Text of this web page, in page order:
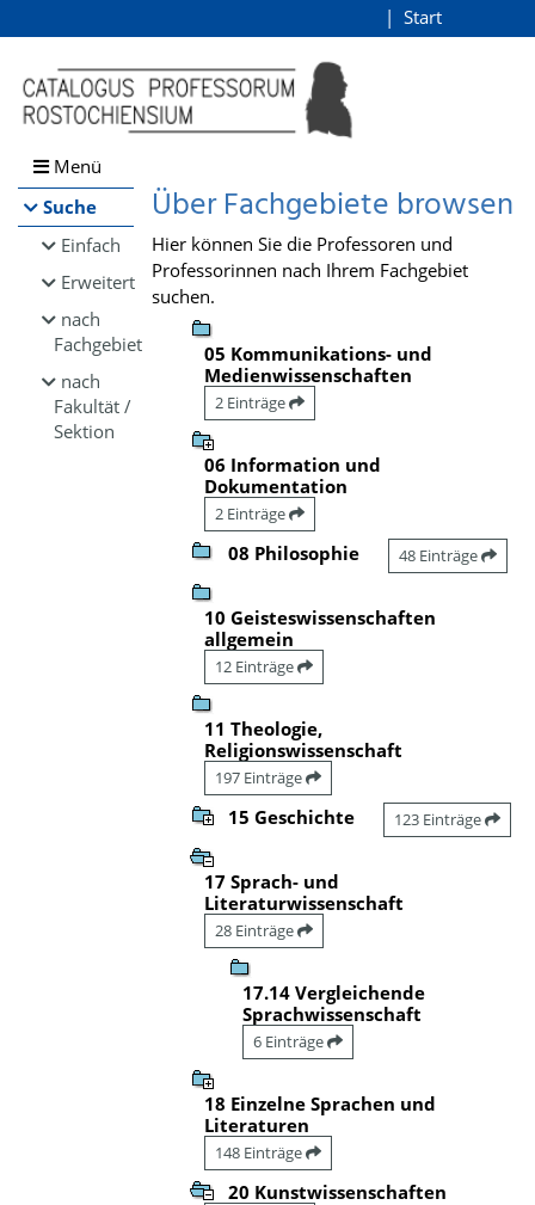
Browsen
direkt zum Inhalt
Start
Menü
Suche
Einfach
Erweitert
nach
Fachgebiet
nach
Fakultät /
Sektion
Über Fachgebiete browsen
Hier können Sie die Professoren und
Professorinnen nach Ihrem Fachgebiet
suchen.
05 Kommunikations- und
Medienwissenschaften
2 Einträge
06 Information und
Dokumentation
2 Einträge
08 Philosophie 48 Einträge
10 Geisteswissenschaften
allgemein
12 Einträge
11 Theologie,
Religionswissenschaft
197 Einträge
15 Geschichte 123 Einträge
17 Sprach- und
Literaturwissenschaft
28 Einträge
17.14 Vergleichende
Sprachwissenschaft
6 Einträge
18 Einzelne Sprachen und
Literaturen
148 Einträge
20 Kunstwissenschaften